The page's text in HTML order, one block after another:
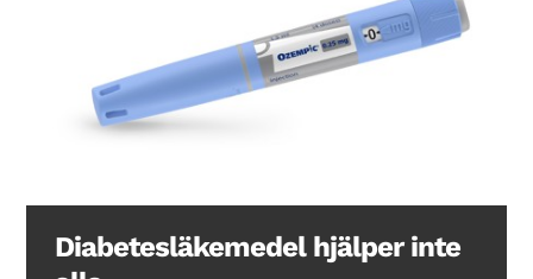
Diabetesläkemedel hjälper inte